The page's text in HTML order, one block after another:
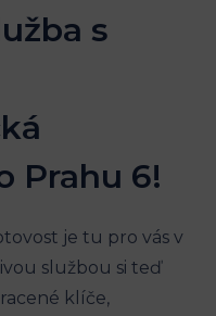
s
Prahu 6!
⁣je tu pro ⁣vás ​v
službou ⁤si teď
klíče,